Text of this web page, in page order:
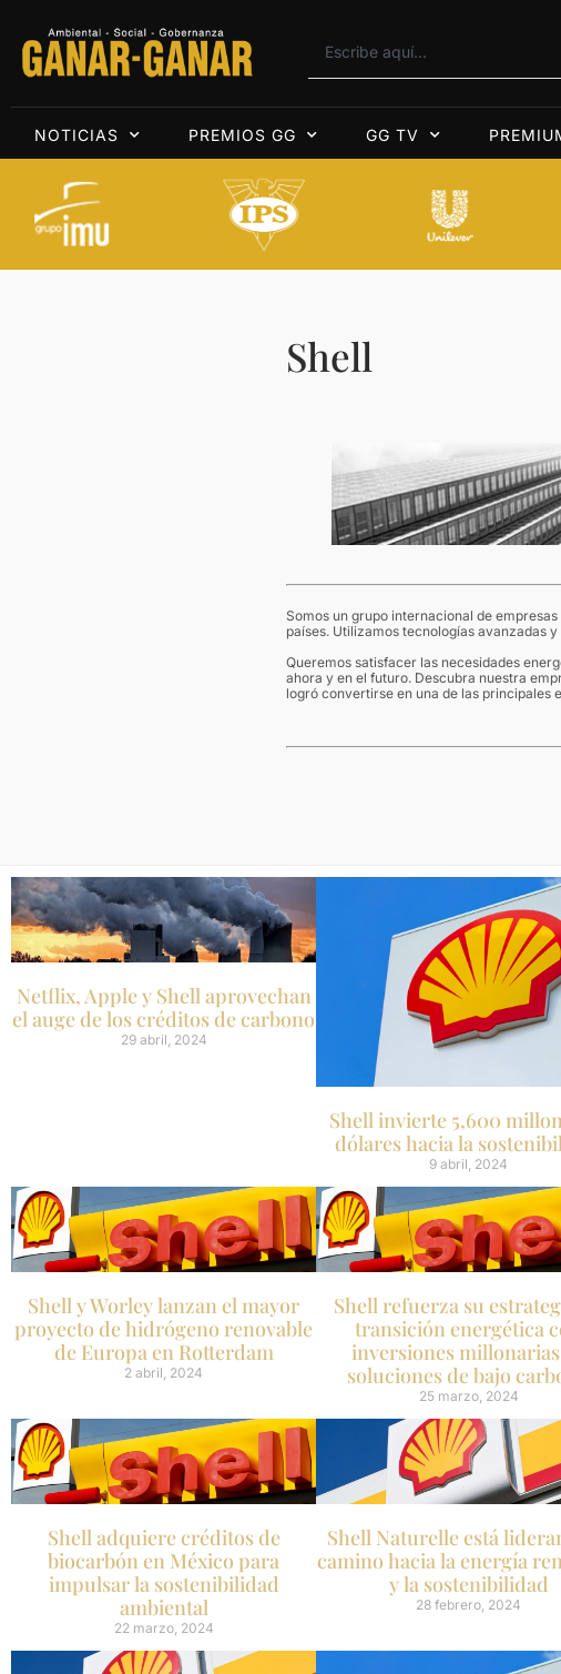
NOTICIAS PREMIOS GG GG TV
Shell
Somos un grupo internacional de
países. Utilizamos tecnologías avanzadas
Queremos satisfacer las necesidades
ahora y en el futuro. Descubra nuestra
logró convertirse en una de las principales
Netflix, Apple y Shell aprovechan
el auge de los créditos de carbono
29 abril, 2024
Shell invierte 5,600
dólares hacia la
9 abril, 2024
Shell y Worley lanzan el mayor
proyecto de hidrógeno renovable
de Europa en Rotterdam
2 abril, 2024
Shell refuerza su
transición energética
inversiones
soluciones de bajo
25 marzo, 2024
Shell adquiere créditos de
biocarbón en México para
impulsar la sostenibilidad
ambiental
22 marzo, 2024
Shell Naturelle está
camino hacia la energía
y la sostenibilidad
28 febrero, 2024